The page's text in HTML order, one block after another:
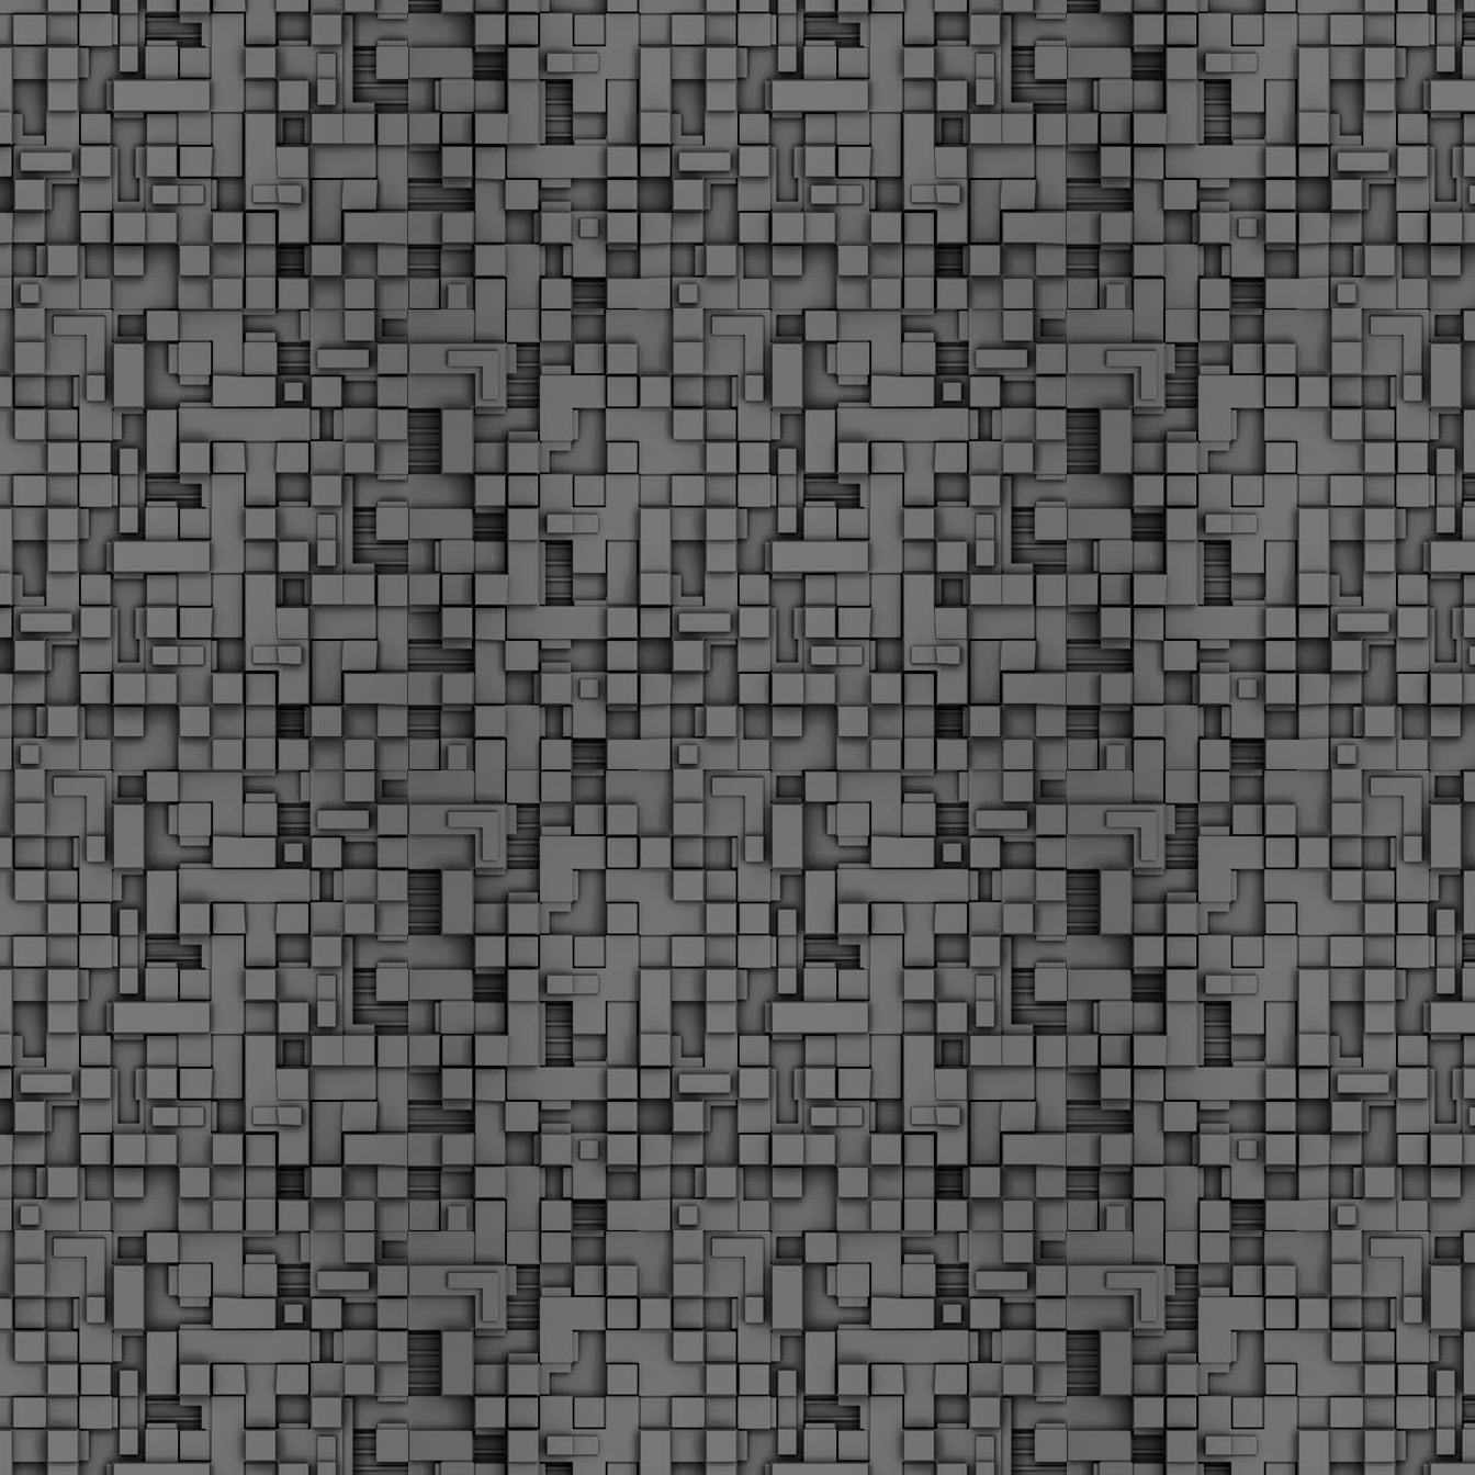
σε δήμους της χώρας. Το Dimastin, αναζητεί σχετικό
φωτογραφικό υλικό στο διαδίκτυο και σας το παρουσιάζει σε
αυτή την ανάρτηση. Επίσης, σας καλούμε, αν διαπιστώσετε ότι
μας έχουν "ξεφύγει" ορκωμοσίες, μπορείτε να στέλνετε το
φωτογραφικό τους υλικό στο dimasthes@gmail.gr ώστε να το
δημοσιεύουμε εδώ, άμεσα.
MAR
Θεσσαλονίκη: Ορκίστηκαν οι 75 νέοι δημοτικοί
αστυνομικοί – Τι τους ζήτησε ο Αγγελούδης
Ενισχύεται το έργο της δημοτικής αστυνομίας στο δήμο
Θεσσαλονίκης καθώς το πρωί της Τετάρτης 18 Μαρτίου
ορκίστηκαν οι 75 νέοι δημοτικοί αστυνομικοί.
«Με αυτούς, σε λίγους μήνες αποκτά ένα ισχυρό σώμα η
δημοτική αστυνομία. Θα είναι πιο κοντά στον πολίτη. Είχα την
ευκαιρία να είμαι σήμερα στην ορκωμοσία τους.
MAR
Ξεκίνησαν εδώ και μια εβδομάδα οι αφίξεις των
νεοπροσληφθέντων Δημοτικών Αστυνομικών στους
δήμους και οι ορκωμοσίες τους - Πλήρες
Μεγάλες μέρες ζει ο "οργανισμός" της Δημοτικής Αστυνομίας!
Να θυμίσουμε ότι κανονικές προσλήψεις στην Δημοτική
Αστυνομία έχουν να γίνουν από το 2010. Δεκαέξι ολόκληρα
χρόνια! Και βέβαια, ακόμη και με αυτές τις προσλήψεις, δεν
φτάνουμε ούτε τα 2/3 των Δημοτικών Αστυνομικών που
υπηρετούσαν το 2013 προ της κατάργησης της υπηρεσίας με
απόφαση του σημερινού πρωθυπουργού Κυριάκου Μητσοτάκη. Ας
είναι...
2
Δημοτική Αστυνομία Θεσσαλονίκης: Διμηνιαίος
απολογισμός ελέγχων τήρησης νομοθεσίας
Τον απολογισμό των δράσεων ελέγχου για τα ζώα συντροφιάς
κατά το δίμηνο Ιανουαρίου – Φεβρουαρίου 2026 παρουσιάζει η
Δημοτική Αστυνομία Θεσσαλονίκης, με στόχο την προστασία των
ζώων και την ομαλή συμβίωση στην πόλη.
FEB
18
ΣτΕ: Οριστική απόρριψη της επαναφοράς του 13ου
και 14ου μισθού για τους δημοσίους υπαλλήλους
Με την απόφαση αυτή, το ΣτΕ απορρίπτει οριστικά τις
αξιώσεις των δημοσίων υπαλλήλων για επαναφορά των
δώρων, επικυρώνοντας την τρέχουσα κατάσταση παρά τις
αντιδράσεις της ΑΔΕΔΥ
Το ΣτΕ απέρριψε οριστικά την προσφυγή της ΑΔΕΔΥ και ενός
εκπαιδευτικού για την επαναφορά των δώρων Χριστουγέννων,
Πάσχα και θερινής άδειας (13ος και 14ος μισθός) στους
εργαζόμενους του δημόσιου τομέα, κλείνοντας μια μακρά
διαμάχη δεκαετιών που αφορούσε τις μνημονιακές περικοπές.
Γνωστοποίηση έκδοσης οριστικών αποτελεσμάτων –
Παροχή οδηγιών.
► Δείτε/κατεβάστε την πολυαναμενόμενη εγκύκλιο του Υπ.
FEB
1
Με διαρροή 2 μέρες πριν την στάση εργασίας
ενημερώνει το ΣτΕ για την απόρριψη της επαναφοράς